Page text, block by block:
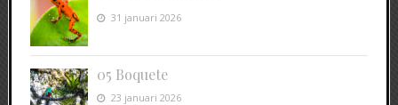
31 januari 2026
05 Boquete
23 januari 2026